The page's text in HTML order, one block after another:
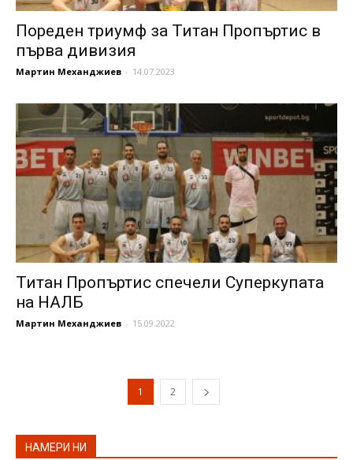
Пореден триумф за Титан Пропъртис в
първа дивизия
Мартин Механджиев - 14.07.2023
Титан Пропъртис спечели Суперкупата
на НАЛБ
Мартин Механджиев - 15.09.2022
1 2
НАМЕРИ НИ